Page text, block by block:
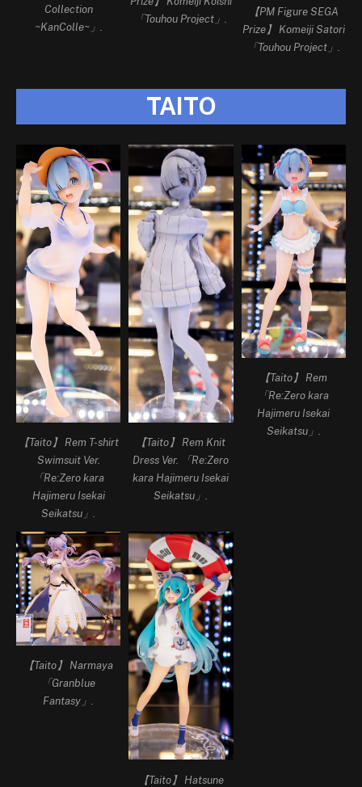
Collection
~KanColle~」.
「Touhou Project」.
【PM Figure SEGA
Prize】 Komeiji Satori
「Touhou Project」.
TAITO
【Taito】 Rem T-shirt
Swimsuit Ver.
「Re:Zero kara
Hajimeru Isekai
Seikatsu」.
【Taito】 Rem Knit
Dress Ver. 「Re:Zero
kara Hajimeru Isekai
Seikatsu」.
【Taito】 Rem
「Re:Zero kara
Hajimeru Isekai
Seikatsu」.
【Taito】 Narmaya
「Granblue
Fantasy」.
【Taito】 Hatsune